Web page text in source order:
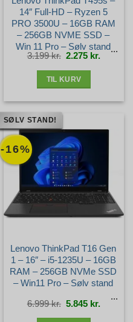
14″ Full-HD – Ryzen 5
PRO 3500U – 16GB RAM
– 256GB NVME SSD –
Win 11 Pro – Sølv stand
3.199kr. Den
oprindelige
pris
2.275 kr. Den
aktuelle
pris
TIL KURV
-16%
SØLV STAND!
Lenovo ThinkPad T16 Gen
1 – 16″ – i5-1235U – 16GB
RAM – 256GB NVMe SSD
– Win11 Pro – Sølv stand
6.999kr. Den
oprindelige
pris
5.845 kr. Den
aktuelle
pris